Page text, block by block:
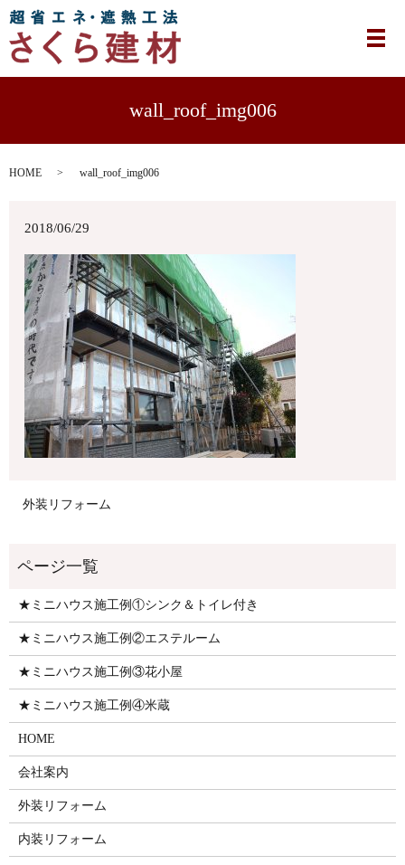
メ
wall_roof_img006
HOME wall_roof_img006
2018/06/29
外装リフォーム
★ミニハウス施工例①シンク＆トイレ付き
★ミニハウス施工例②エステルーム
★ミニハウス施工例③花小屋
★ミニハウス施工例④米蔵
HOME
会社案内
外装リフォーム
内装リフォーム